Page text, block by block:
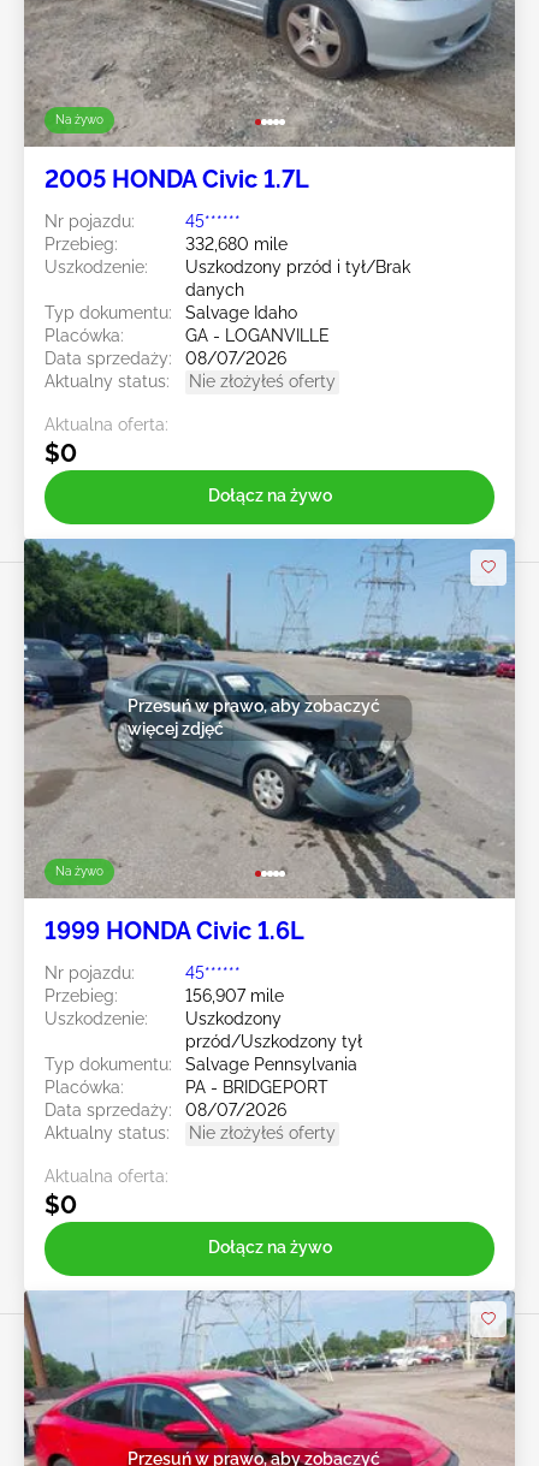
Na żywo
2005 HONDA Civic 1.7L
Nr pojazdu:
45******
Przebieg:
332,680 mile
Uszkodzenie:
Uszkodzony przód i tył/Brak
danych
Typ dokumentu:
Salvage Idaho
Placówka:
GA - LOGANVILLE
Data sprzedaży:
08/07/2026
Aktualny status:
Nie złożyłeś oferty
Aktualna oferta:
$0
Dołącz na żywo
Na żywo
Przesuń w prawo, aby zobaczyć
więcej zdjęć
1999 HONDA Civic 1.6L
Nr pojazdu:
45******
Przebieg:
156,907 mile
Uszkodzenie:
Uszkodzony
przód/Uszkodzony tył
Typ dokumentu:
Salvage Pennsylvania
Placówka:
PA - BRIDGEPORT
Data sprzedaży:
08/07/2026
Aktualny status:
Nie złożyłeś oferty
Aktualna oferta:
$0
Dołącz na żywo
Przesuń w prawo, aby zobaczyć